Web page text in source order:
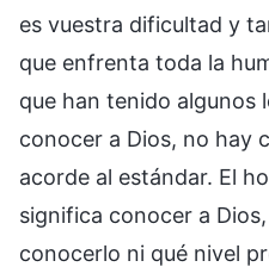
es vuestra dificultad y
que enfrenta toda la
que han tenido algunos
conocer a Dios, no hay
acorde al estándar. El
significa conocer a
conocerlo ni qué nivel